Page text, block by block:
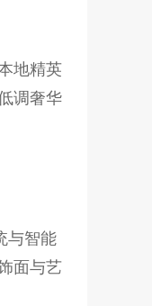
地精英
调奢华
与智能
面与艺